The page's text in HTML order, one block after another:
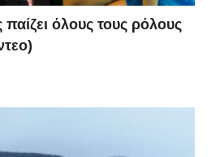
όλους τους ρόλους